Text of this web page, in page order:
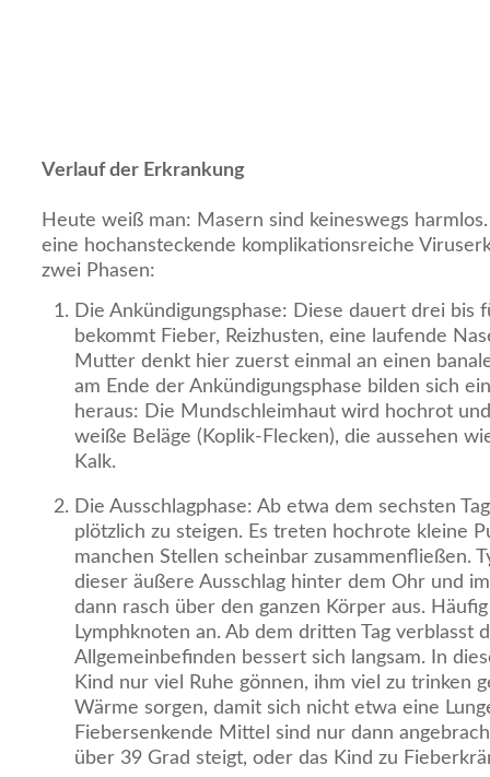
Verlauf der Erkrankung
Heute weiß man: Masern sind keineswegs
eine hochansteckende komplikationsreiche
zwei Phasen:
Die Ankündigungsphase: Diese dauert drei bis
bekommt Fieber, Reizhusten, eine laufende
Mutter denkt hier zuerst einmal an einen
am Ende der Ankündigungsphase bilden sich
heraus: Die Mundschleimhaut wird hochrot
weiße Beläge (Koplik-Flecken), die aussehen
Kalk.
Die Ausschlagphase: Ab etwa dem sechsten
plötzlich zu steigen. Es treten hochrote kleine
manchen Stellen scheinbar zusammenfließen.
dieser äußere Ausschlag hinter dem Ohr und
dann rasch über den ganzen Körper aus.
Lymphknoten an. Ab dem dritten Tag verblasst
Allgemeinbefinden bessert sich langsam. In
Kind nur viel Ruhe gönnen, ihm viel zu trinken
Wärme sorgen, damit sich nicht etwa eine
Fiebersenkende Mittel sind nur dann
über 39 Grad steigt, oder das Kind zu